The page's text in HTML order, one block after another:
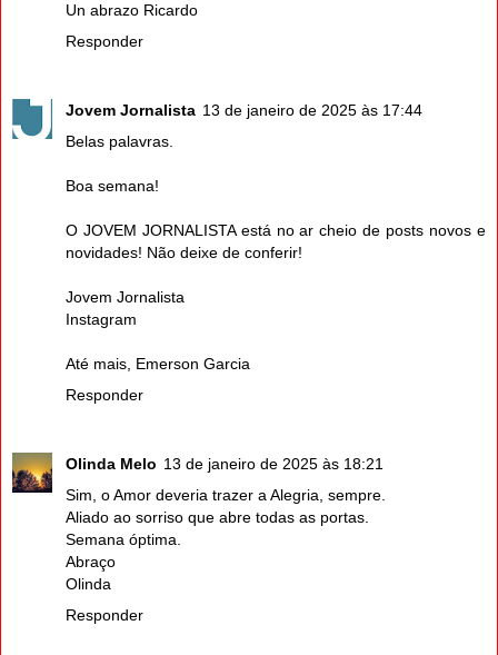
Un abrazo Ricardo
Responder
Jovem Jornalista 13 de janeiro de 2025 às 17:44
Belas palavras.
Boa semana!
O JOVEM JORNALISTA está no ar cheio de posts novos e
novidades! Não deixe de conferir!
Jovem Jornalista
Instagram
Até mais, Emerson Garcia
Responder
Olinda Melo 13 de janeiro de 2025 às 18:21
Sim, o Amor deveria trazer a Alegria, sempre.
Aliado ao sorriso que abre todas as portas.
Semana óptima.
Abraço
Olinda
Responder